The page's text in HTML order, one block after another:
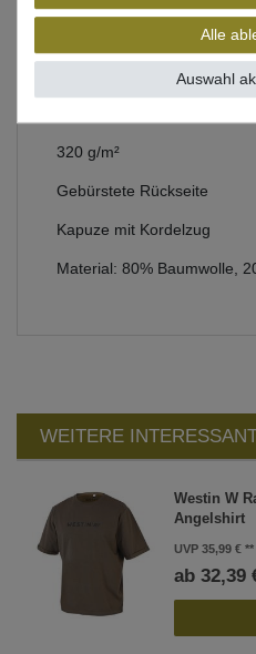
Produktsicherheit
320 g/m²
Gebürstete Rückseite
Kapuze mit Kordelzug
Material: 80% Baumwolle,
WEITERE
Westin W
Angelshirt
UVP 35,99 €
ab 32,39
Alle
Auswahl